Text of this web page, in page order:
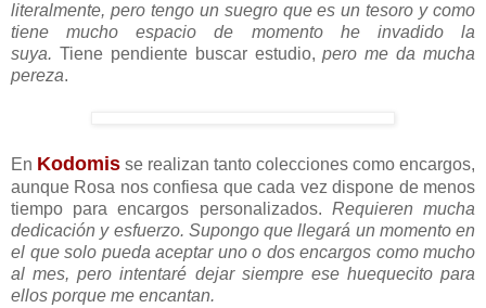
literalmente, pero tengo un suegro que es un tesoro y como
tiene mucho espacio de momento he invadido la
suya. Tiene pendiente buscar estudio,pero me da mucha
pereza.
En Kodomis se realizan tanto colecciones como encargos,
aunque Rosa nos confiesa que cada vez dispone de menos
tiempo para encargos personalizados. Requieren mucha
dedicación y esfuerzo. Supongo que llegará un momento en
el que solo pueda aceptar uno o dos encargos como mucho
al mes, pero intentaré dejar siempre ese huequecito para
ellos porque me encantan.